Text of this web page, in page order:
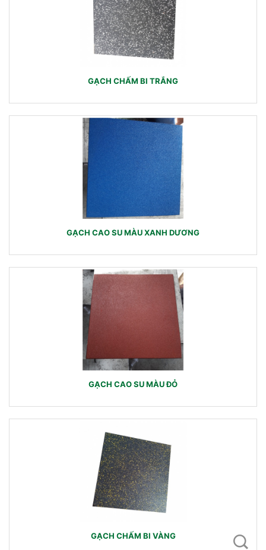
GẠCH CHẤM BI TRẮNG
GẠCH CAO SU MÀU XANH DƯƠNG
GẠCH CAO SU MÀU ĐỎ
GẠCH CHẤM BI VÀNG